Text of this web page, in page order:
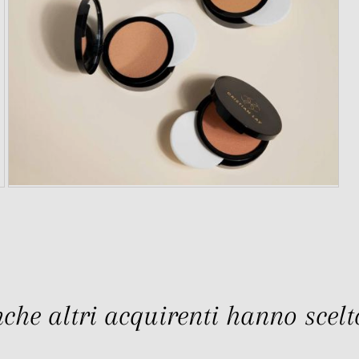
altri acquirenti hanno